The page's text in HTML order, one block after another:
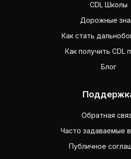
CDL Школы
Дорожные
Как стать
Как получить CDL
Блог
Обратная
Часто задаваемые
Публичное